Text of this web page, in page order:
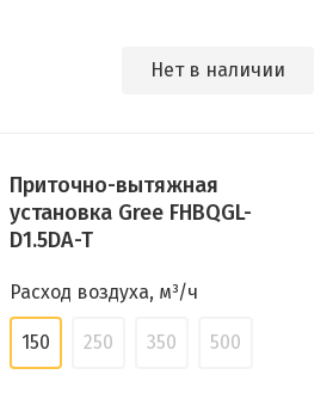
Нет в наличии
Приточно-вытяжная
установка Gree FHBQGL-
D1.5DA-T
Расход воздуха, м³/ч
150 250 350 500